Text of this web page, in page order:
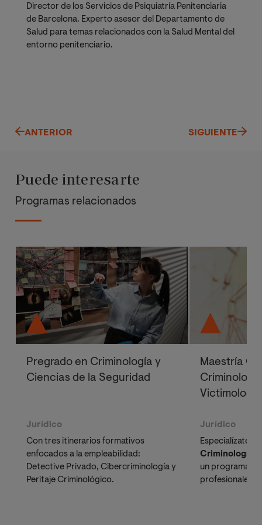
Director de los Servicios de Psiquiatría Penitenciaria
de Barcelona. Experto asesor del Departamento de
Salud para temas relacionados con la Salud Mental del
entorno penitenciario.
ANTERIOR SIGUIENTE
Puede interesarte
Programas relacionados
Pregrado en Criminología y
Ciencias de la Seguridad
Jurídico
Con tres itinerarios formativos
enfocados a la empleabilidad:
Detective Privado, Cibercriminología y
Peritaje Criminológico.
Maestría
Victimología
Jurídico
Especialízate
Criminología
un programa
profesionales